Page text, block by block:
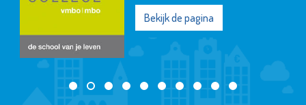
Bekijk de pagina